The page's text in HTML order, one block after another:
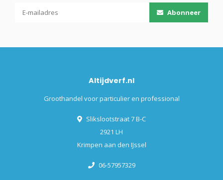
Abonneer
Altijdverf.nl
Groothandel voor particulier en professional
Slikslootstraat 7 B-C
2921 LH
Krimpen aan den IJssel
06-57957329